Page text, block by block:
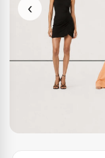
‹